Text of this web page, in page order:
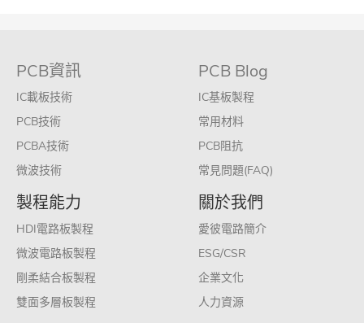
PCB資訊
IC載板技術
PCB技術
PCBA技術
微波技術
PCB Blog
IC基板製程
常用材料
PCB阻抗
常見問題(FAQ)
製程能力
HDI電路板製程
微波電路板製程
剛柔結合板製程
雙面多層板製程
關於我們
愛彼電路簡介
ESG/CSR
企業文化
人力資源